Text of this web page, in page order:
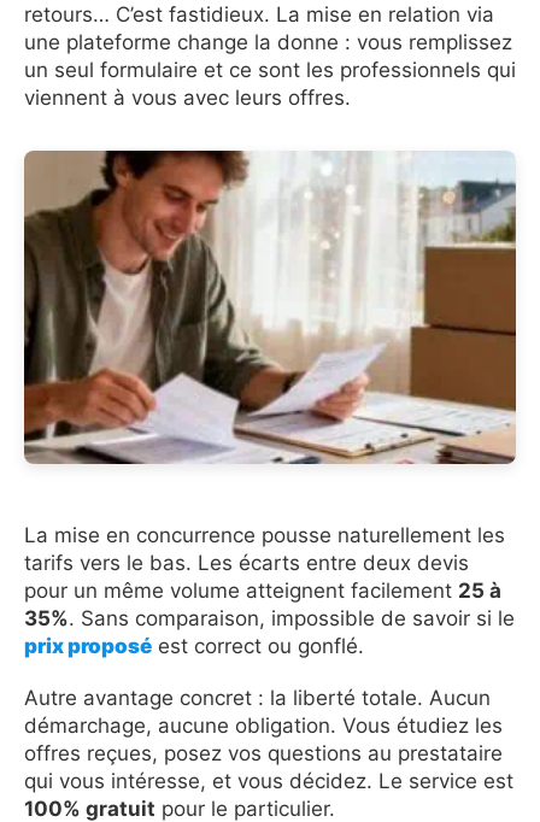
retours… C’est fastidieux. La mise en relation via
une plateforme change la donne : vous remplissez
un seul formulaire et ce sont les professionnels qui
viennent à vous avec leurs offres.
La mise en concurrence pousse naturellement les
tarifs vers le bas. Les écarts entre deux devis
pour un même volume atteignent facilement 25 à
35%. Sans comparaison, impossible de savoir si le
prix proposé est correct ou gonflé.
Autre avantage concret : la liberté totale. Aucun
démarchage, aucune obligation. Vous étudiez les
offres reçues, posez vos questions au prestataire
qui vous intéresse, et vous décidez. Le service est
100% gratuit pour le particulier.